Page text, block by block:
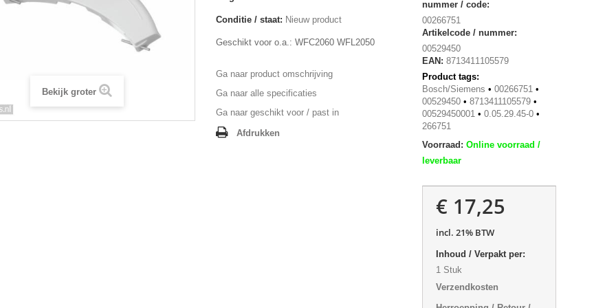
Bekijk groter
Conditie / staat: Nieuw product
Geschikt voor o.a.: WFC2060 WFL2050
Ga naar product omschrijving
Ga naar alle specificaties
Ga naar geschikt voor / past in
Afdrukken
nummer / code:
00266751
Artikelcode / nummer:
00529450
EAN: 8713411105579
Product tags:
Bosch/Siemens • 00266751 •
00529450• 8713411105579•
00529450001 • 0.05.29.45-0•
266751
Voorraad: Online voorraad /
leverbaar
€ 17,25
incl. 21% BTW
Inhoud / Verpakt per:
1 Stuk
Verzendkosten